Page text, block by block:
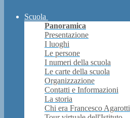
Scuola
Panoramica
Presentazione
I luoghi
Le persone
I numeri della scuola
Le carte della scuola
Organizzazione
Contatti e Informazioni
La storia
Chi era Francesco Agarotti